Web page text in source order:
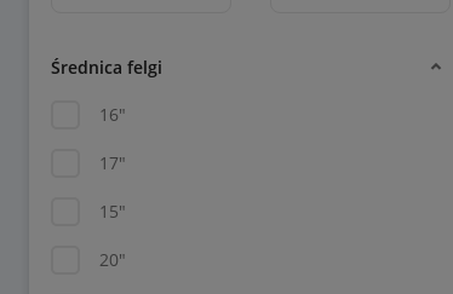
Średnica felgi
16"
17"
15"
20"